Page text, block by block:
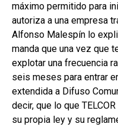
máximo permitido para
autoriza a una empresa
Alfonso Malespín lo
manda que una vez que
explotar una frecuencia
seis meses para entrar
extendida a Difuso
decir, que lo que
su propia ley y su